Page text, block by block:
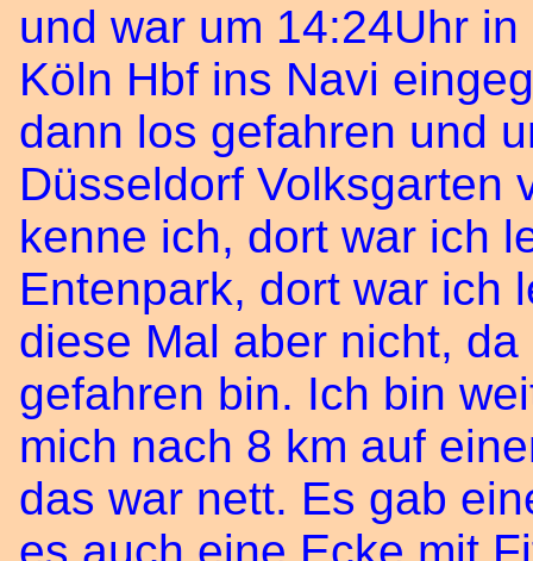
und war um 14:24Uhr
Köln Hbf ins Navi
dann los gefahren und
Düsseldorf Volksgarten
kenne ich, dort war ich
Entenpark, dort war ich
diese Mal aber nicht,
gefahren bin. Ich bin
mich nach 8 km auf
das war nett. Es gab